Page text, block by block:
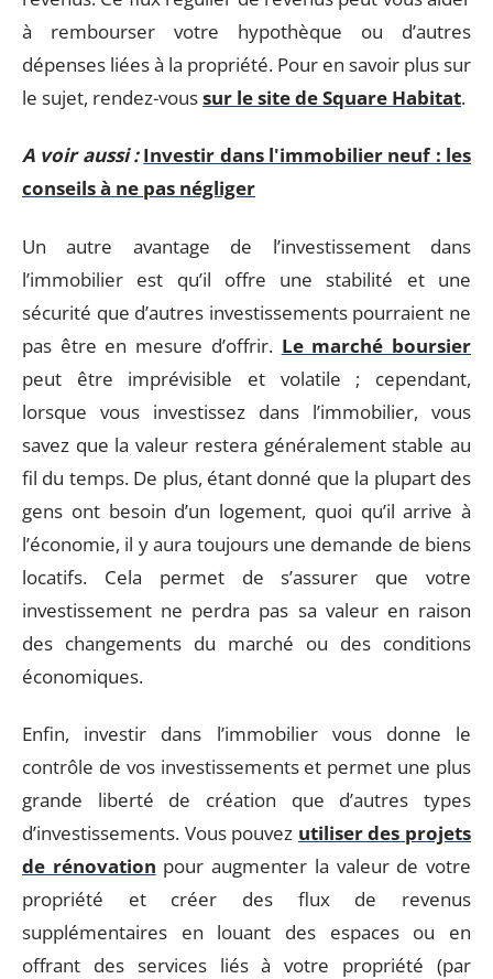
à rembourser votre hypothèque ou d’autres
dépenses liées à la propriété. Pour en savoir plus sur
le sujet, rendez-voussur le site de Square Habitat.
A voir aussi : Investir dans l'immobilier neuf : les
conseils à ne pas négliger
Un autre avantage de l’investissement dans
l’immobilier est qu’il offre une stabilité et une
sécurité que d’autres investissements pourraient ne
pas être en mesure d’offrir. Le marché boursier
peut être imprévisible et volatile ; cependant,
lorsque vous investissez dans l’immobilier, vous
savez que la valeur restera généralement stable au
fil du temps. De plus, étant donné que la plupart des
gens ont besoin d’un logement, quoi qu’il arrive à
l’économie, il y aura toujours une demande de biens
locatifs. Cela permet de s’assurer que votre
investissement ne perdra pas sa valeur en raison
des changements du marché ou des conditions
économiques.
Enfin, investir dans l’immobilier vous donne le
contrôle de vos investissements et permet une plus
grande liberté de création que d’autres types
d’investissements. Vous pouvez utiliser des projets
de rénovation pour augmenter la valeur de votre
propriété et créer des flux de revenus
supplémentaires en louant des espaces ou en
offrant des services liés à votre propriété (par